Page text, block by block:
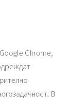
Chrome,
В